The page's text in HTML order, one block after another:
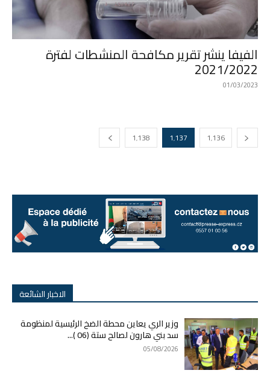
الفيفا ينشر تقرير مكافحة المنشطات لفترة
2021/2022
01/03/2023
1٬136 1٬137 1٬138
الاخبار الشائعة
وزير الري يعاين محطة الضخ الرئيسية لمنظومة
سد بني هارون لصالح ستة (06 )...
05/08/2026